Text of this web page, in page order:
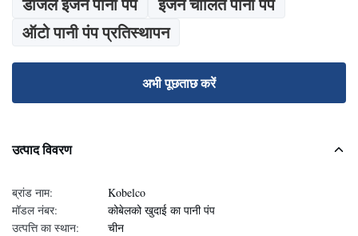
ऑटो पानी पंप प्रतिस्थापन
अभी पूछताछ करें
उत्पाद विवरण
ब्रांड नाम:
Kobelco
मॉडल नंबर:
कोबेलको खुदाई का पानी पंप
उत्पत्ति का स्थान:
चीन